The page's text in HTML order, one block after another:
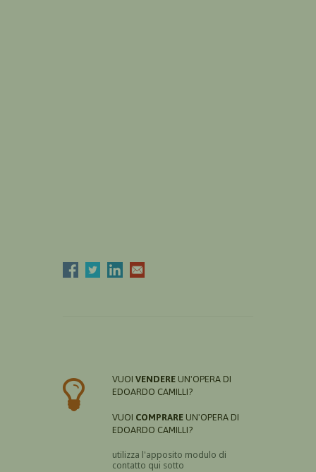
VUOI VENDERE UN'OPERA DI
EDOARDO CAMILLI?
VUOI COMPRARE UN'OPERA DI
EDOARDO CAMILLI?
utilizza l'apposito modulo di
contatto qui sotto